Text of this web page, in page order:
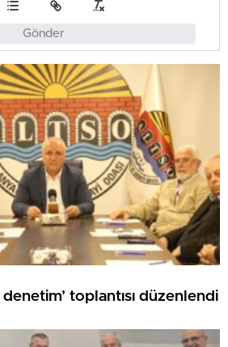
Gönder
‘yangın denetim’ toplantısı düzenlendi